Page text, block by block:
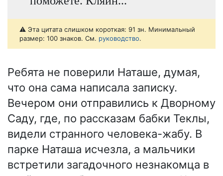
⚠️ Эта цитата слишком короткая: 91 зн. Минимальный
размер: 100 знаков. См. руководство.
Ребята не поверили Наташе, думая,
что она сама написала записку.
Вечером они отправились к Дворному
Саду, где, по рассказам бабки Теклы,
видели странного человека-жабу. В
парке Наташа исчезла, а мальчики
встретили загадочного незнакомца в